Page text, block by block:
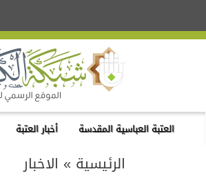
العتبة العباسية المقدسة أخبار العتبة
الرئيسية » الاخبار